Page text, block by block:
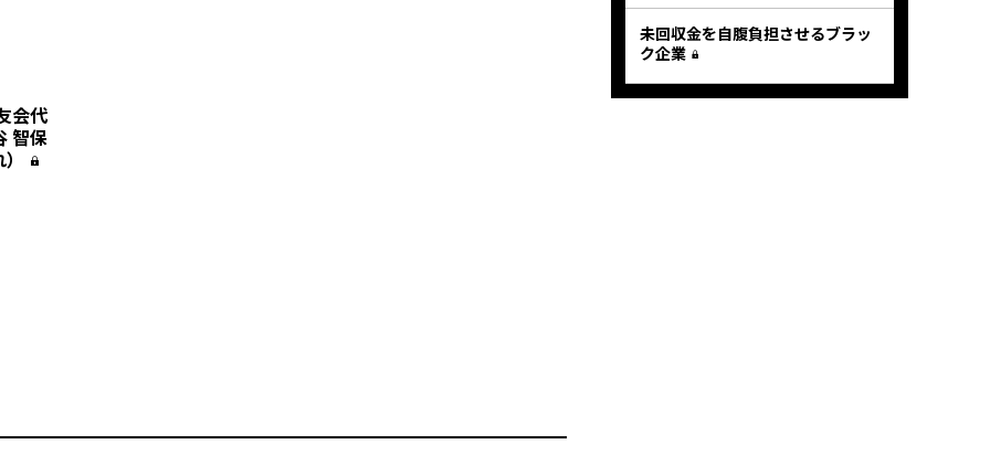
会代
智保
未回収金を自腹負担させるブラッ
ク企業